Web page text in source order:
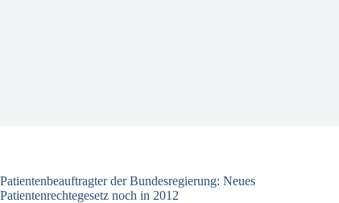
Patientenbeauftragter der Bundesregierung: Neues
Patientenrechtegesetz noch in 2012